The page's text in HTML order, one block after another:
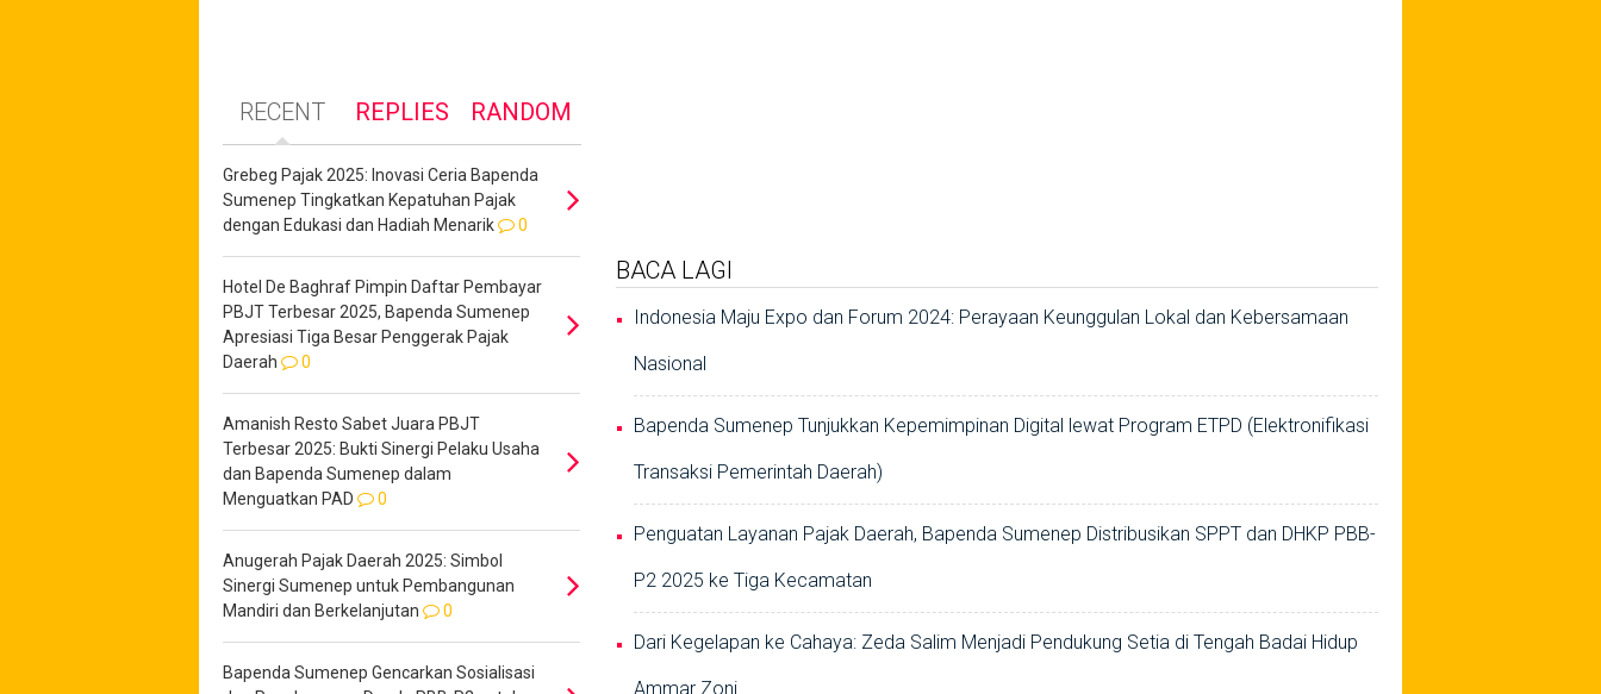
BACA LAGI
Indonesia Maju Expo dan Forum 2024: Perayaan Keunggulan Lokal dan Kebersamaan
Nasional
Bapenda Sumenep Tunjukkan Kepemimpinan Digital lewat Program ETPD (Elektronifikasi
Transaksi Pemerintah Daerah)
Penguatan Layanan Pajak Daerah, Bapenda Sumenep Distribusikan SPPT dan DHKP PBB-
P2 2025 ke Tiga Kecamatan
Dari Kegelapan ke Cahaya: Zeda Salim Menjadi Pendukung Setia di Tengah Badai Hidup
Ammar Zoni
RECENT REPLIES RANDOM
Grebeg Pajak 2025: Inovasi Ceria Bapenda
Sumenep Tingkatkan Kepatuhan Pajak
dengan Edukasi dan Hadiah Menarik
0
Hotel De Baghraf Pimpin Daftar Pembayar
PBJT Terbesar 2025, Bapenda Sumenep
Apresiasi Tiga Besar Penggerak Pajak
Daerah
0
Amanish Resto Sabet Juara PBJT
Terbesar 2025: Bukti Sinergi Pelaku Usaha
dan Bapenda Sumenep dalam
Menguatkan PAD
0
Anugerah Pajak Daerah 2025: Simbol
Sinergi Sumenep untuk Pembangunan
Mandiri dan Berkelanjutan
0
Bapenda Sumenep Gencarkan Sosialisasi